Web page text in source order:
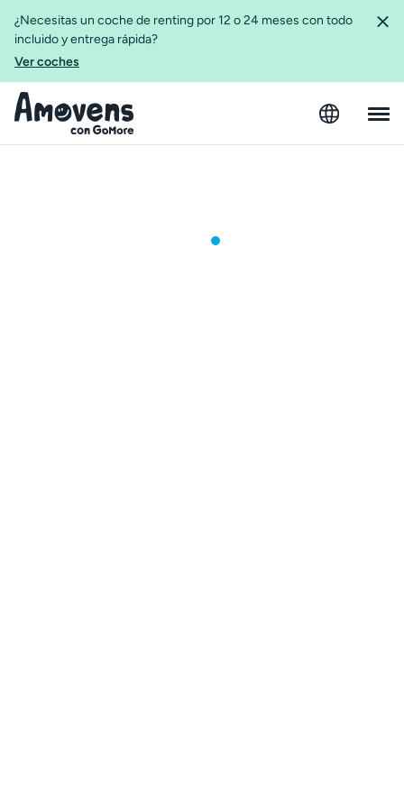
¿Necesitas un coche de renting por 12 o 24 meses con todo
incluido y entrega rápida?
Ver coches